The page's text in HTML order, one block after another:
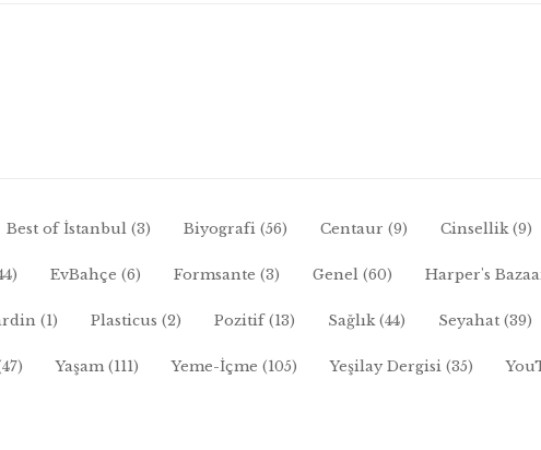
Best of İstanbul (3) Biyografi (56) Centaur (9) Cinsellik(9)
EvBahçe (6) Formsante (3) Genel (60) Harper's
(1) Plasticus (2) Pozitif(13) Sağlık(44) Seyahat (39)
Yaşam(111) Yeme-İçme (105) Yeşilay Dergisi (35)